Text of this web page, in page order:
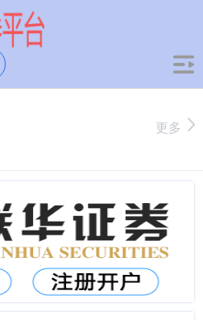
更多